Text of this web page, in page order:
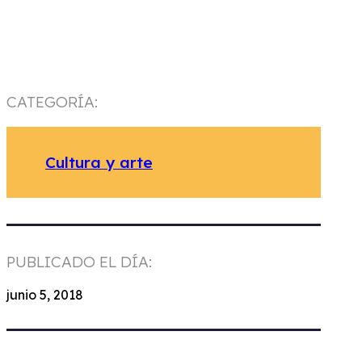
CATEGORÍA:
Cultura y arte
PUBLICADO EL DÍA:
junio 5, 2018